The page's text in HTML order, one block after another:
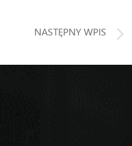
NASTĘPNY WPIS